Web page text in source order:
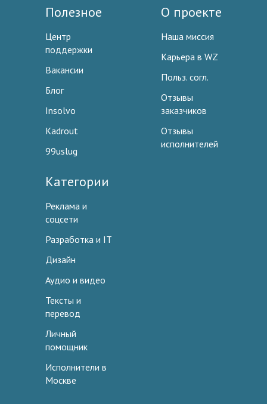
Полезное
Центр
поддержки
Вакансии
Блог
Insolvo
Kadrout
99uslug
О проекте
Наша миссия
Карьера в WZ
Польз. согл.
Отзывы
заказчиков
Отзывы
исполнителей
Категории
Реклама и
соцсети
Разработка и IT
Дизайн
Аудио и видео
Тексты и
перевод
Личный
помощник
Исполнители в
Москве